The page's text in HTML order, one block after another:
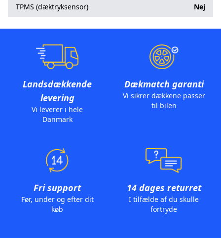
TPMS (dæktryksensor) Nej
Landsdækkende
levering
Vi leverer i hele
Danmark
Dækmatch garanti
Vi sikrer dækkene passer
til bilen
Fri support
Før, under og efter dit
køb
14 dages returret
I tilfælde af du skulle
fortryde